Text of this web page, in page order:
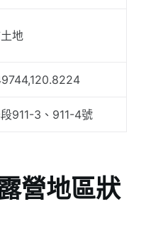
地
911-3、911-4號
營地區狀